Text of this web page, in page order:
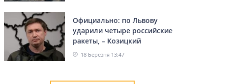
Официально: по Львову
ударили четыре российские
ракеты, – Козицкий
18 Березня 13:47